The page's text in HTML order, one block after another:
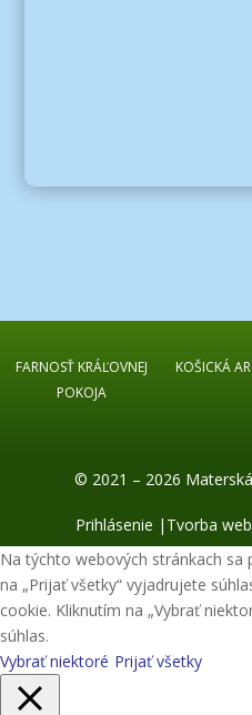
FARNOSŤ KRÁĽOVNEJ
POKOJA
KOŠICKÁ
© 2021 – 2026
Prihlásenie | Tvorba
Na týchto webových stránkach sa
na „Prijať všetky“ vyjadrujete
cookie. Kliknutím na „Vybrať
súhlas.
Vybrať niektoré Prijať všetky